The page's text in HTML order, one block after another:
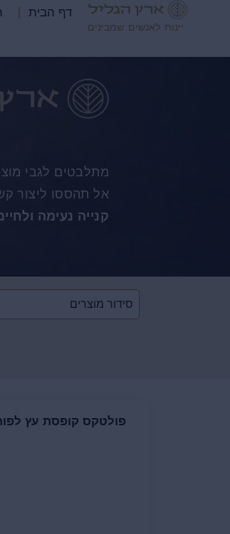
יינות לאנשים שמבינים
דף הבית
מתלבטים לגבי
אל תהססו ליצור
קנייה נעימה
פולטקס קופסת עץ